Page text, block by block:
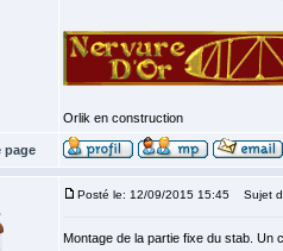
Orlik en construction
page
Posté le: 12/09/2015 15:45 Sujet
Montage de la partie fixe du stab. Un